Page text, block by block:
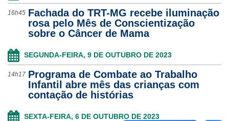
16h45 Fachada do TRT-MG recebe iluminação
rosa pelo Mês de Conscientização
sobre o Câncer de Mama
SEGUNDA-FEIRA, 9 DE OUTUBRO DE 2023
14h17 Programa de Combate ao Trabalho
Infantil abre mês das crianças com
contação de histórias
SEXTA-FEIRA, 6 DE OUTUBRO DE 2023